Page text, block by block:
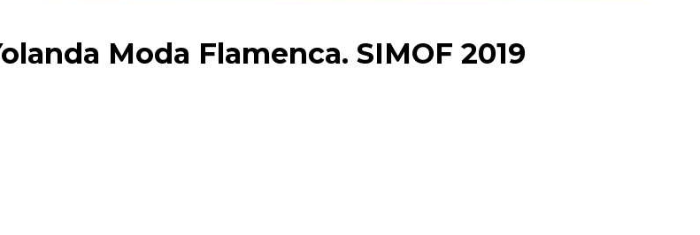
Moda Flamenca. SIMOF 2019